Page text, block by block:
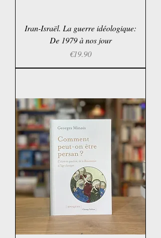
Iran-Israël. La guerre idéologique:
De 1979 à nos jour
Price
€19.90